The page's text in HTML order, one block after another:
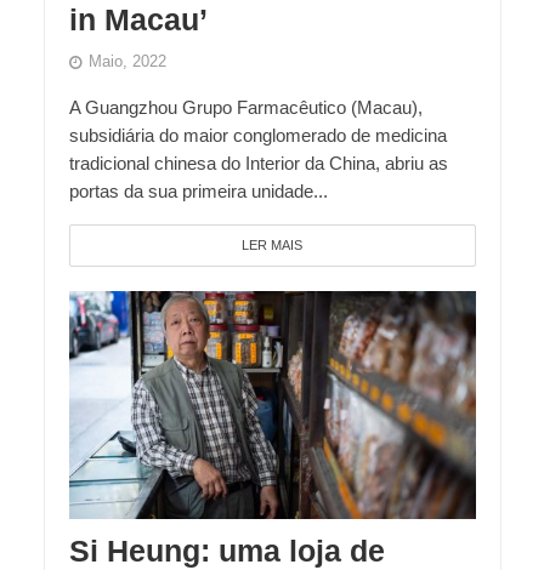
in Macau’
Maio, 2022
A Guangzhou Grupo Farmacêutico (Macau),
subsidiária do maior conglomerado de medicina
tradicional chinesa do Interior da China, abriu as
portas da sua primeira unidade...
LER MAIS
Si Heung: uma loja de